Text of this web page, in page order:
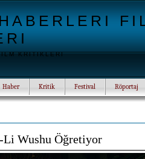
KRITIKLERI
Haber Kritik Festival Röportaj
Li Wushu Öğretiyor